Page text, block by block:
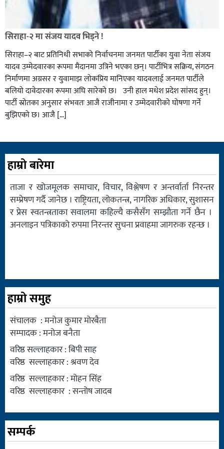
सिराहा-२ मा संजय यादव भिड्ने !
सिराहा–२ बाट प्रतिनिधी सभाको निर्वाचनमा जनमत पार्टीका युवा नेता संजय
यादव उम्मेदवारका रूपमा मैदानमा उत्रिने भएका छन्। पार्टीभित्र सक्रिय, संगठन
निर्माणमा अग्रसर र युवामाझ लोकप्रिय मानिएका यादवलाई जनमत पार्टीले
बलियो दावेदारका रूपमा अघि सारेको छ। उनी हाल मधेश प्रदेश सांसद हुन्।
पार्टी स्रोतका अनुसार संभवतः आजै राजीनामा र उम्मेदवारीको घोषणा गर्ने
बुझिएको छ। आजै […]
हाम्रो बारेमा
ताजा र खोजमूलक समाचार, विचार, विश्लेषण र अन्तर्वार्ता निरन्तर
सम्प्रेषण गर्दै जानेछ । राष्ट्रियता, लोकतन्त्र, नागरिक अधिकार, सुशासन
र प्रेस स्वतन्त्रताका सवालमा कहिल्यै कसैसँग सम्झौता गर्ने छैन ।
अनलाइन पत्रिकाको रुपमा निरन्तर सुचना प्रवाहमा जागरुक रहन्छ ।
हाम्रो समुह
संचालक : मनोज कुमार मोरबैता
सम्पादक : मनोज बनैता
वरिष्ठ सल्लाहकार : बिपी साह
वरिष्ठ सल्लाहकार : श्रवण देव
वरिष्ठ सल्लाहकार : मोहन सिंह
वरिष्ठ सल्लाहकार : सन्तोष जादब
सम्पर्क